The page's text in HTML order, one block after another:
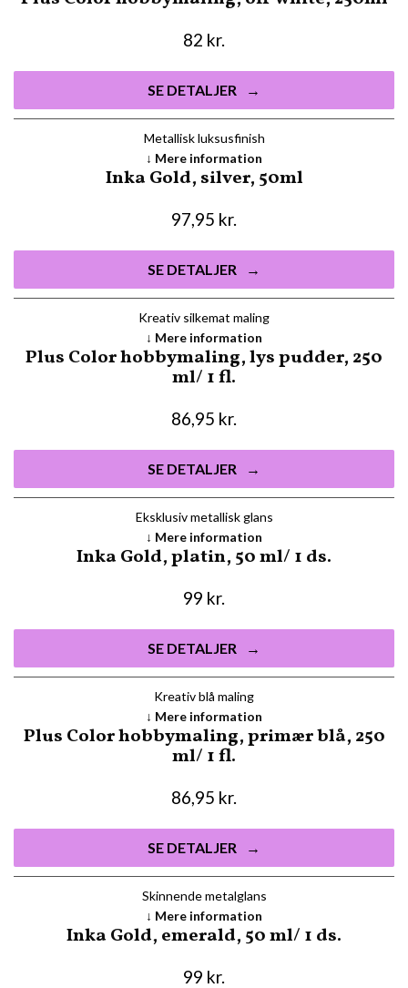
82 kr.
SE DETALJER
Metallisk luksusfinish
Inka Gold, silver, 50ml
97,95 kr.
SE DETALJER
Mere information
Kreativ silkemat maling
Plus Color hobbymaling, lys pudder, 250
ml/ 1 fl.
86,95 kr.
SE DETALJER
Mere information
Eksklusiv metallisk glans
Inka Gold, platin, 50 ml/ 1 ds.
99 kr.
SE DETALJER
Mere information
Kreativ blå maling
Plus Color hobbymaling, primær blå, 250
ml/ 1 fl.
86,95 kr.
SE DETALJER
Mere information
Skinnende metalglans
Inka Gold, emerald, 50 ml/ 1 ds.
99 kr.
Mere information